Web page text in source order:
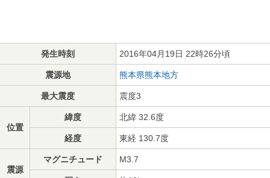
発生時刻 2016年04月19日 22時26分頃
震源地 熊本県熊本地方
最大震度 震度3
位置
緯度 北緯 32.6度
経度 東経 130.7度
震源
マグニチュード M3.7